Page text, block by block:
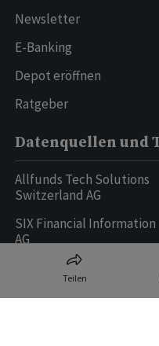
Teilen
Newsletter
E-Banking
Depot eröffnen
Ratgeber
Datenquellen und
Allfunds Tech Solutions
Switzerland AG
SIX Financial Information
AG
Ringier AG | Ringier